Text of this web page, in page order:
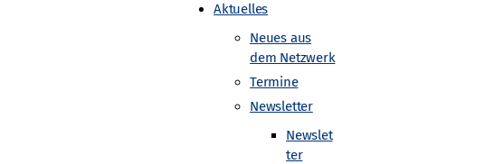
Aktuelles
Neues aus
dem Netzwerk
Termine
Newsletter
Newslet
ter
untersuchen